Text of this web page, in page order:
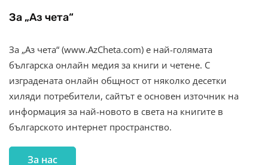
За „Аз чета“
За „Аз чета“ (www.AzCheta.com) е най-голямата
българска онлайн медия за книги и четене. С
изградената онлайн общност от няколко десетки
хиляди потребители, сайтът е основен източник на
информация за най-новото в света на книгите в
българското интернет пространство.
За нас